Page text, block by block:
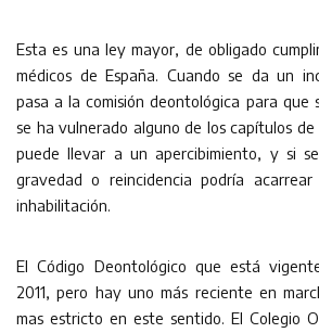
Esta es una ley mayor, de obligado
médicos de España. Cuando se da un
pasa a la comisión deontológica para que
se ha vulnerado alguno de los capítulos de
puede llevar a un apercibimiento, y si
gravedad o reincidencia podría acarrear
inhabilitación.
El Código Deontológico que está
2011, pero hay uno más reciente en
mas estricto en este sentido. El Colegio